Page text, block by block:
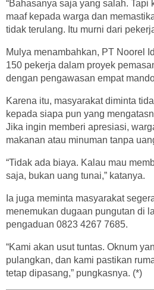
“Bahasanya saja yang salah. Tapi
maaf kepada warga dan
tidak terulang. Itu murni dari
Mulya menambahkan, PT Noorel
150 pekerja dalam proyek
dengan pengawasan empat
Karena itu, masyarakat diminta
kepada siapa pun yang
Jika ingin memberi apresiasi,
makanan atau minuman tanpa
“Tidak ada biaya. Kalau mau
saja, bukan uang tunai,” katanya.
Ia juga meminta masyarakat
menemukan dugaan pungutan di
pengaduan 0823 4267 7685.
“Kami akan usut tuntas. Oknum
pulangkan, dan kami pastikan
tetap dipasang,” pungkasnya. (*)